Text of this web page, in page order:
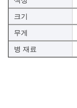
크기
무게
병 재료